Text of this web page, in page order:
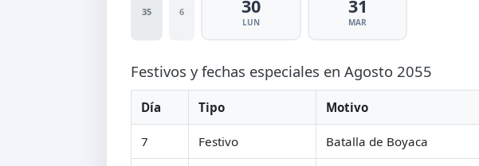
35 6 30
LUN
31
MAR
Festivos y fechas especiales en Agosto 2055
Día Tipo Motivo
7 Festivo Batalla de Boyaca